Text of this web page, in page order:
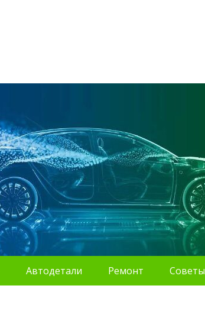
Автодетали Ремонт Советы